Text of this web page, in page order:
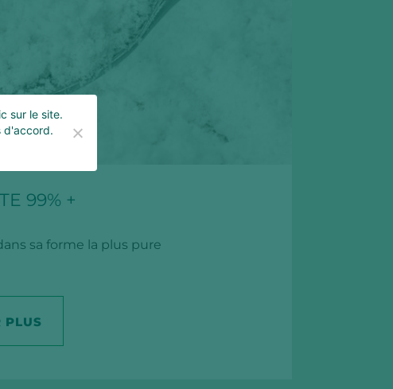
99% +
sa forme la plus pure
PLUS
sur le site.
d'accord.